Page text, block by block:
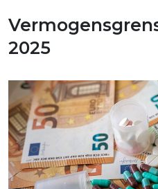
Loon
Xtra
2025